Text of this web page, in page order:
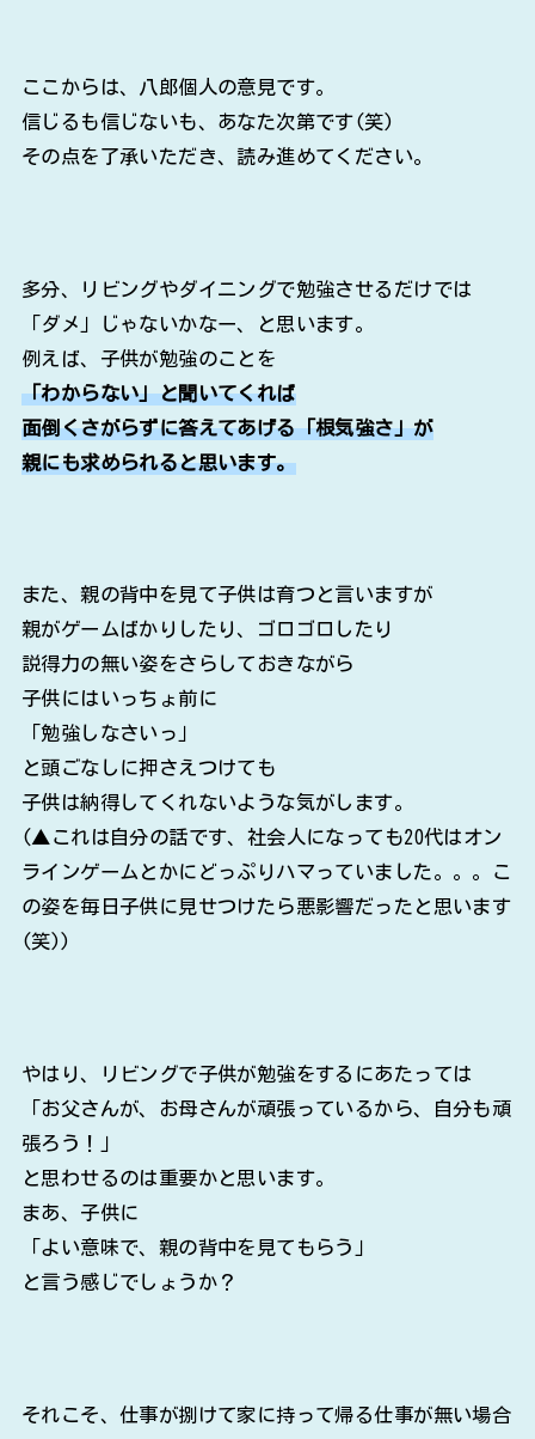
ここからは、八郎個人の意見です。
信じるも信じないも、あなた次第です(笑)
その点を了承いただき、読み進めてください。
多分、リビングやダイニングで勉強させるだけでは
「ダメ」じゃないかなー、と思います。
例えば、子供が勉強のことを
「わからない」と聞いてくれば
面倒くさがらずに答えてあげる「根気強さ」が
親にも求められると思います。
また、親の背中を見て子供は育つと言いますが
親がゲームばかりしたり、ゴロゴロしたり
説得力の無い姿をさらしておきながら
子供にはいっちょ前に
「勉強しなさいっ」
と頭ごなしに押さえつけても
子供は納得してくれないような気がします。
(▲これは自分の話です、社会人になっても20代はオン
ラインゲームとかにどっぷりハマっていました。。。こ
の姿を毎日子供に見せつけたら悪影響だったと思います
(笑))
やはり、リビングで子供が勉強をするにあたっては
「お父さんが、お母さんが頑張っているから、自分も頑
張ろう！」
と思わせるのは重要かと思います。
まあ、子供に
「よい意味で、親の背中を見てもらう」
と言う感じでしょうか？
それこそ、仕事が捌けて家に持って帰る仕事が無い場合